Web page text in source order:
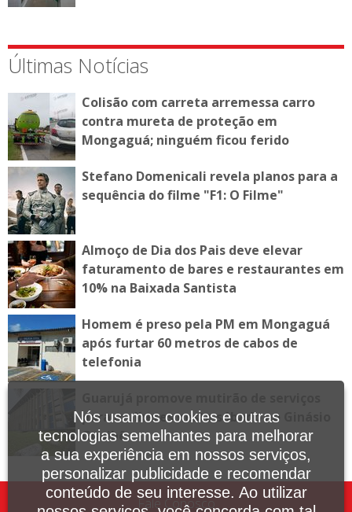
Últimas Notícias
Colisão com carreta arremessa carro
contra mureta de proteção em
Mongaguá; ninguém ficou ferido
Stefano Domenicali revela planos para a
sequência do filme "F1: O Filme"
Almoço de Dia dos Pais deve elevar
faturamento de bares e restaurantes em
10% na Baixada Santista
Homem é preso pela PM em Mongaguá
após furtar 60 metros de cabos de
telefonia
para mulheres neste sábado no Ginásio
Guaibê
Fale Conosco
Nós usamos cookies e outras
tecnologias semelhantes para melhorar
a sua experiência em nossos serviços,
personalizar publicidade e recomendar
conteúdo de seu interesse. Ao utilizar